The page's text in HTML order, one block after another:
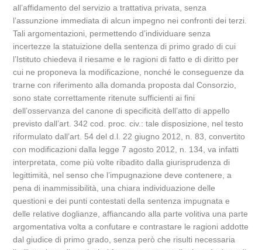
all’affidamento del servizio a trattativa privata, senza
l’assunzione immediata di alcun impegno nei confronti dei terzi.
Tali argomentazioni, permettendo d’individuare senza
incertezze la statuizione della sentenza di primo grado di cui
l’Istituto chiedeva il riesame e le ragioni di fatto e di diritto per
cui ne proponeva la modificazione, nonché le conseguenze da
trarne con riferimento alla domanda proposta dal Consorzio,
sono state correttamente ritenute sufficienti ai fini
dell’osservanza del canone di specificità dell’atto di appello
previsto dall’art. 342 cod. proc. civ.: tale disposizione, nel testo
riformulato dall’art. 54 del d.l. 22 giugno 2012, n. 83, convertito
con modificazioni dalla legge 7 agosto 2012, n. 134, va infatti
interpretata, come più volte ribadito dalla giurisprudenza di
legittimità, nel senso che l’impugnazione deve contenere, a
pena di inammissibilità, una chiara individuazione delle
questioni e dei punti contestati della sentenza impugnata e
delle relative doglianze, affiancando alla parte volitiva una parte
argomentativa volta a confutare e contrastare le ragioni addotte
dal giudice di primo grado, senza però che risulti necessaria